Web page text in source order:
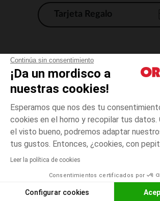
Continúa sin consentimiento
¡Da un mordisco a
nuestras cookies!
Esperamos que nos des tu
cookies en el horno y recopilar tus datos.
el visto bueno, podremos adaptar
tus gustos. Entonces, ¿cookies, con
Leer la política de cookies
Consentimientos certificados por
Configurar cookies
Verde
3
meses
El pago medidante
ELIGE UNA TALLA
Tarjeta Regalo
Condiciones generales de venta
Aviso Legal
*Condiciones de las ofertas
Gestión de las cookies
Accesibilidad: no conforme
Orchestra adhiere al código de ética de la Federación
electrónico y venta a distancia (FEVAD) y al